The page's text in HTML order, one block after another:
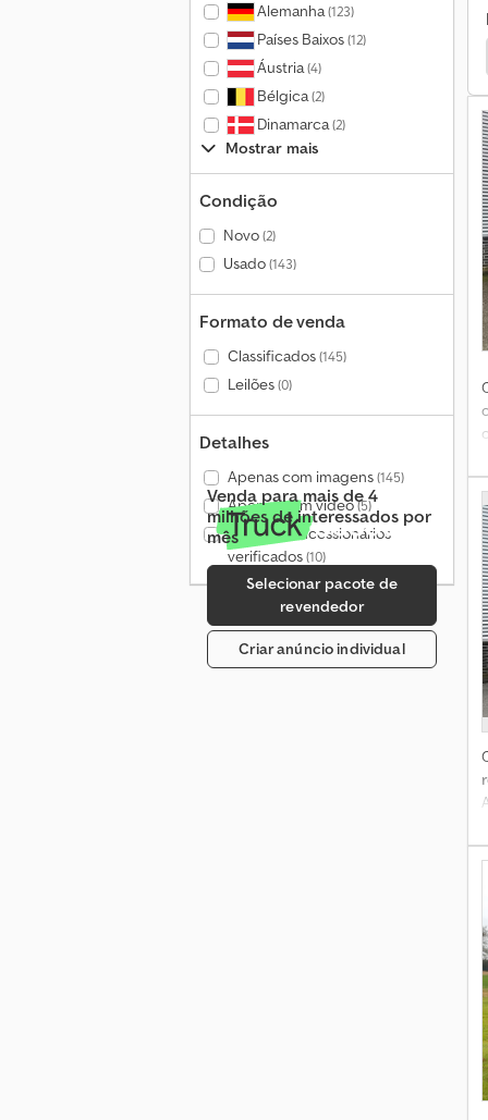
Alemanha(123)
Países Baixos(12)
Áustria(4)
Bélgica(2)
Dinamarca(2)
Mostrar mais
Condição
Novo(2)
Usado(143)
Formato de venda
Classificados(145)
Leilões(0)
Detalhes
Apenas com imagens(145)
Apenas com vídeo(5)
Apenas concessionários
verificados(10)
Venda para mais de 4
milhões de interessados por
mês
Selecionar pacote de
revendedor
Criar anúncio individual
Palfinger Caminhões